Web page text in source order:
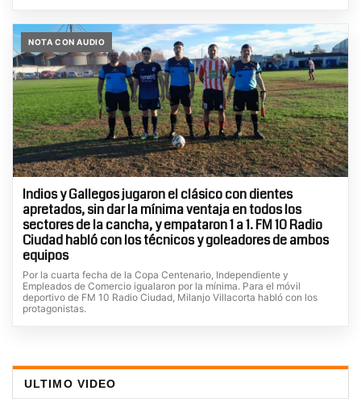
NOTA CON AUDIO
Indios y Gallegos jugaron el clásico con dientes
apretados, sin dar la mínima ventaja en todos los
sectores de la cancha, y empataron 1 a 1. FM 10 Radio
Ciudad habló con los técnicos y goleadores de ambos
equipos
Por la cuarta fecha de la Copa Centenario, Independiente y
Empleados de Comercio igualaron por la mínima. Para el móvil
deportivo de FM 10 Radio Ciudad, Milanjo Villacorta habló con los
protagonistas.
ULTIMO VIDEO